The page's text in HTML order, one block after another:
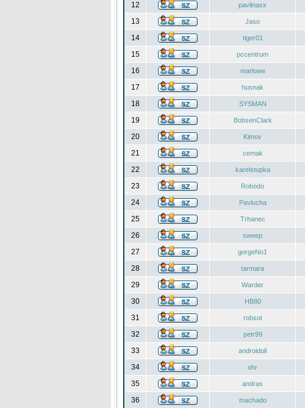
12
pavlinaxx
13
Jaso
14
tiger01
15
pccentrum
16
marlowe
17
husnak
18
SYSMAN
19
BobsenClark
20
Kimov
21
cemak
22
karelstupka
23
Robodo
24
Pavlucha
25
Trhanec
26
sweep
27
gorgeNo1
28
tarmara
29
Warder
30
HB80
31
robsol
32
petr99
33
androidoll
34
ohr
35
andras
36
machado